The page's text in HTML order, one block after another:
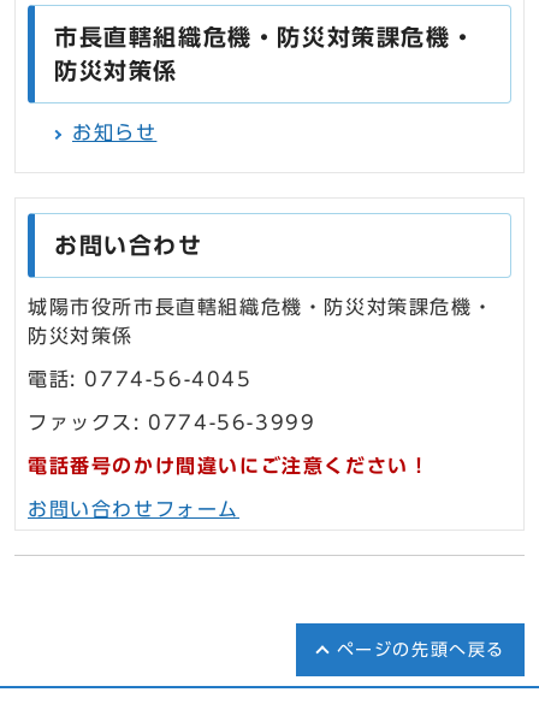
市長直轄組織危機・防災対策課危機・
防災対策係
お知らせ
お問い合わせ
城陽市役所市長直轄組織危機・防災対策課危機・
防災対策係
電話: 0774-56-4045
ファックス: 0774-56-3999
電話番号のかけ間違いにご注意ください！
お問い合わせフォーム
ページの先頭へ戻る